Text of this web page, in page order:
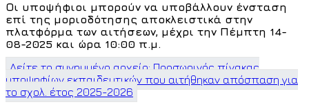
Οι υποψήφιοι μπορούν να υποβάλλουν ένσταση
επί της μοριοδότησης αποκλειστικά στην
πλατφόρμα των αιτήσεων, μέχρι την Πέμπτη 14-
08-2025 και ώρα 10:00 π.μ.
Δείτε το συνημμένο αρχείο: Προσωρινός πίνακας
υποψηφίων εκπαιδευτικών που αιτήθηκαν απόσπαση για
το σχολ. έτος 2025-2026